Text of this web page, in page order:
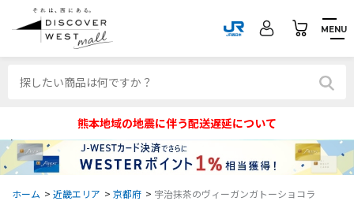
MENU
熊本地域の地震に伴う配送遅延について
ホーム > 近畿エリア > 京都府 > 宇治抹茶のヴィーガンガトーショコラ